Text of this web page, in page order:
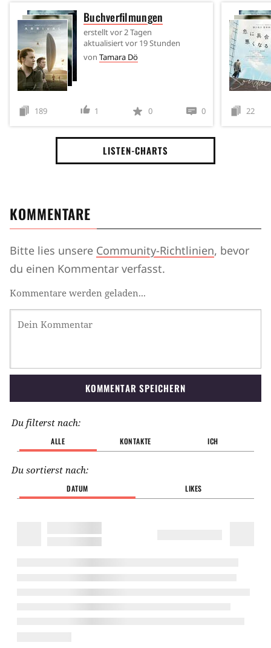
Buchverfilmungen
erstelltvor 2 Tagen
aktualisiertvor 19 Stunden
von Tamara Dö
189 1 0 0 22
LISTEN-CHARTS
KOMMENTARE
Bitte lies unsere Community-Richtlinien, bevor
du einen Kommentar verfasst.
Kommentare werden geladen...
KOMMENTAR SPEICHERN
Du filterst nach:
ALLE KONTAKTE ICH
Du sortierst nach:
DATUM LIKES